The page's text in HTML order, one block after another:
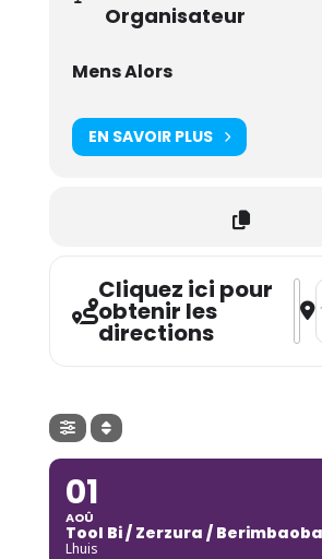
Organisateur
Mens Alors
EN SAVOIR PLUS
Cliquez ici pour
obtenir les
directions
01
AOÛ
Tool Bi / Zerzura /
Lhuis